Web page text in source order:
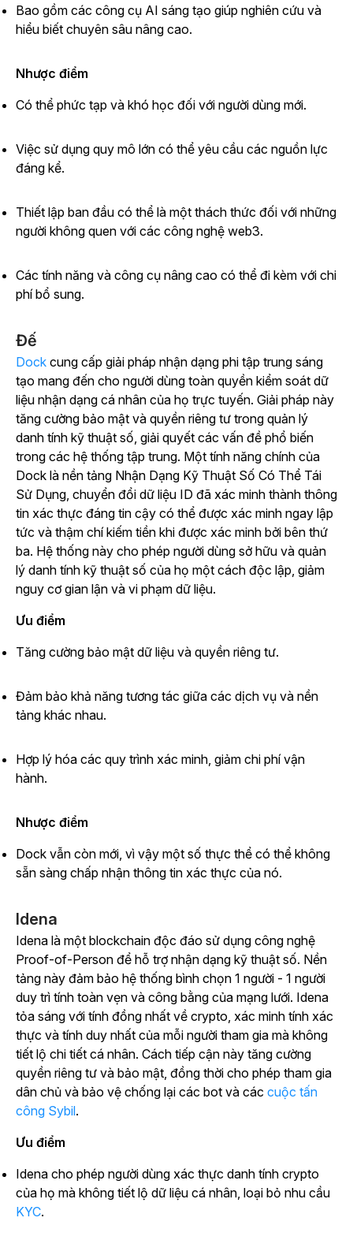
Bao gồm các công cụ AI sáng tạo giúp nghiên cứu và
hiểu biết chuyên sâu nâng cao.
Nhược điểm
Có thể phức tạp và khó học đối với người dùng mới.
Việc sử dụng quy mô lớn có thể yêu cầu các nguồn lực
đáng kể.
Thiết lập ban đầu có thể là một thách thức đối với những
người không quen với các công nghệ web3.
Các tính năng và công cụ nâng cao có thể đi kèm với chi
phí bổ sung.
Đế
Dock cung cấp giải pháp nhận dạng phi tập trung sáng
tạo mang đến cho người dùng toàn quyền kiểm soát dữ
liệu nhận dạng cá nhân của họ trực tuyến. Giải pháp này
tăng cường bảo mật và quyền riêng tư trong quản lý
danh tính kỹ thuật số, giải quyết các vấn đề phổ biến
trong các hệ thống tập trung. Một tính năng chính của
Dock là nền tảng Nhận Dạng Kỹ Thuật Số Có Thể Tái
Sử Dụng, chuyển đổi dữ liệu ID đã xác minh thành thông
tin xác thực đáng tin cậy có thể được xác minh ngay lập
tức và thậm chí kiếm tiền khi được xác minh bởi bên thứ
ba. Hệ thống này cho phép người dùng sở hữu và quản
lý danh tính kỹ thuật số của họ một cách độc lập, giảm
nguy cơ gian lận và vi phạm dữ liệu.
Ưu điểm
Tăng cường bảo mật dữ liệu và quyền riêng tư.
Đảm bảo khả năng tương tác giữa các dịch vụ và nền
tảng khác nhau.
Hợp lý hóa các quy trình xác minh, giảm chi phí vận
hành.
Nhược điểm
Dock vẫn còn mới, vì vậy một số thực thể có thể không
sẵn sàng chấp nhận thông tin xác thực của nó.
Idena
Idena là một blockchain độc đáo sử dụng công nghệ
Proof-of-Person để hỗ trợ nhận dạng kỹ thuật số. Nền
tảng này đảm bảo hệ thống bình chọn 1 người - 1 người
duy trì tính toàn vẹn và công bằng của mạng lưới. Idena
tỏa sáng với tính đồng nhất về crypto, xác minh tính xác
thực và tính duy nhất của mỗi người tham gia mà không
tiết lộ chi tiết cá nhân. Cách tiếp cận này tăng cường
quyền riêng tư và bảo mật, đồng thời cho phép tham gia
dân chủ và bảo vệ chống lại các bot và các cuộc tấn
công Sybil.
Ưu điểm
Idena cho phép người dùng xác thực danh tính crypto
của họ mà không tiết lộ dữ liệu cá nhân, loại bỏ nhu cầu
KYC.